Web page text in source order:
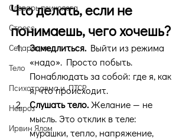
Словарь психолога
Стресс
Сепарация
Тело
Психотравма и ПТСР
Невроз
Ирвин Ялом
Что делать, если не
понимаешь, чего хочешь?
Замедлиться. Выйти из режима
«надо». Просто побыть.
Понаблюдать за собой: где я, как
я, что происходит.
Слушать тело. Желание — не
мысль. Это отклик в теле:
мурашки, тепло, напряжение,